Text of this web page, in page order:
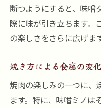
断つようにすると、味噌
際に味が引き立ちます。
の楽しさをさらに広げます
焼き方による食感の変化
焼肉の楽しみの一つに、
ます。特に、味噌ミノは